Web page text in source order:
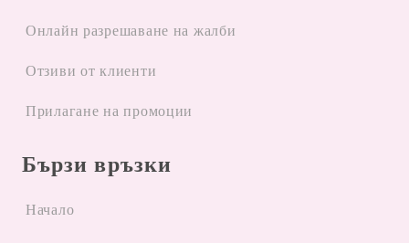
Oнлайн разрешаване на жалби
Отзиви от клиенти
Прилагане на промоции
Бързи връзки
Начало